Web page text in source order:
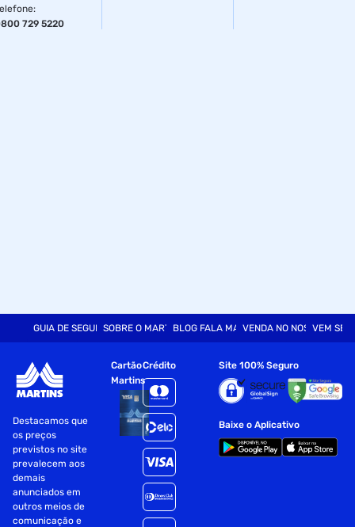
:
729 5220
GUIA DE SEGURANÇASOBRE O MARTINSBLOG FALA MARTVENDA NO NOSSO SITE
VEM SER
Destacamos que
os preços
previstos no site
prevalecem aos
demais
anunciados em
outros meios de
comunicação e
Cartão
Martins
Crédito Site 100% Seguro
Baixe o Aplicativo